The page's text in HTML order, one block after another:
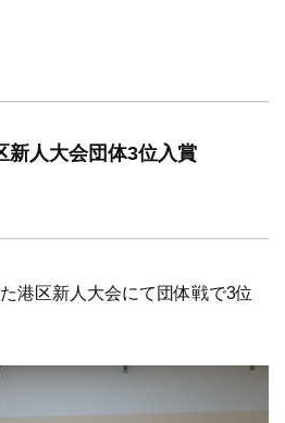
人大会団体3位入賞
港区新人大会にて団体戦で3位